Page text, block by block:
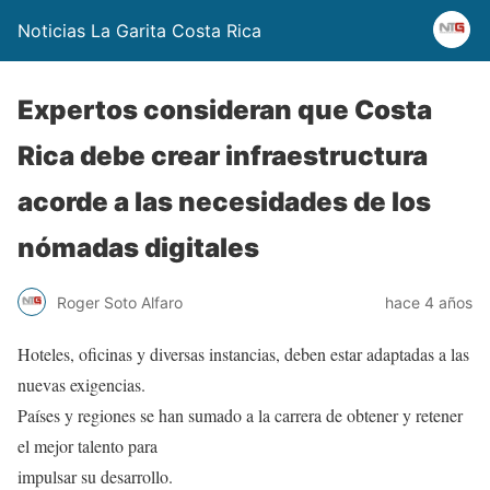
Noticias La Garita Costa Rica
Expertos consideran que Costa
Rica debe crear infraestructura
acorde a las necesidades de los
nómadas digitales
Roger Soto Alfaro hace 4 años
Hoteles, oficinas y diversas instancias, deben estar adaptadas a las
nuevas exigencias.
Países y regiones se han sumado a la carrera de obtener y retener
el mejor talento para
impulsar su desarrollo.